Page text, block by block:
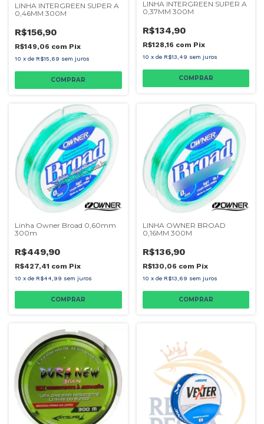
LINHA INTERGREEN SUPER A
0,46MM 300M
R$156,90
R$149,06 com Pix
10 x de R$15,69 sem juros
LINHA INTERGREEN SUPER A
0,37MM 300M
R$134,90
R$128,16 com Pix
10 x de R$13,49 sem juros
Linha Owner Broad 0,60mm
300m
R$449,90
R$427,41 com Pix
10 x de R$44,99 sem juros
COMPRAR
LINHA OWNER BROAD
0,16MM 300M
R$136,90
R$130,06 com Pix
10 x de R$13,69 sem juros
COMPRAR